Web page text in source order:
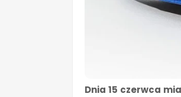
Dnia 15 czerwca